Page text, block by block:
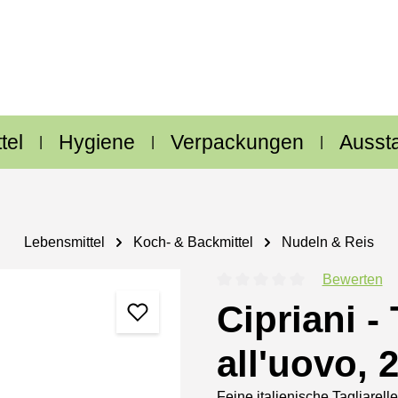
Hygiene Verpackungen
Lebensmittel Koch- & Backmittel Nudeln & Reis
Bewerten
Cipriani -
all'uovo,